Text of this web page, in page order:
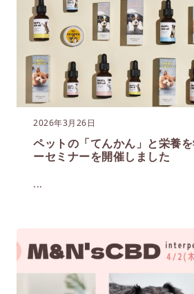
2026年3月26日
ペットの「てんかん」と栄養
ーセミナーを開催しました
...